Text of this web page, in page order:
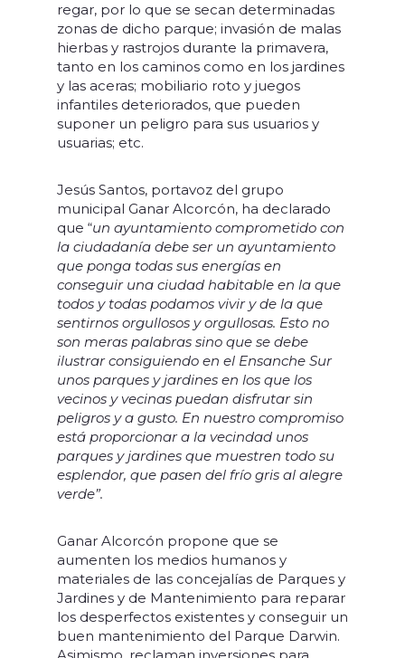
regar, por lo que se secan determinadas
zonas de dicho parque; invasión de malas
hierbas y rastrojos durante la primavera,
tanto en los caminos como en los jardines
y las aceras; mobiliario roto y juegos
infantiles deteriorados, que pueden
suponer un peligro para sus usuarios y
usuarias; etc.
Jesús Santos, portavoz del grupo
municipal Ganar Alcorcón, ha declarado
que “un ayuntamiento comprometido con
la ciudadanía debe ser un ayuntamiento
que ponga todas sus energías en
conseguir una ciudad habitable en la que
todos y todas podamos vivir y de la que
sentirnos orgullosos y orgullosas. Esto no
son meras palabras sino que se debe
ilustrar consiguiendo en el Ensanche Sur
unos parques y jardines en los que los
vecinos y vecinas puedan disfrutar sin
peligros y a gusto. En nuestro compromiso
está proporcionar a la vecindad unos
parques y jardines que muestren todo su
esplendor, que pasen del frío gris al alegre
verde”.
Ganar Alcorcón propone que se
aumenten los medios humanos y
materiales de las concejalías de Parques y
Jardines y de Mantenimiento para reparar
los desperfectos existentes y conseguir un
buen mantenimiento del Parque Darwin.